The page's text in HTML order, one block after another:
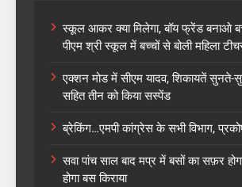
स्कूल आकर क्या मिलेगा, बॉय फ्रेंड बनाओ
पीएम श्री स्कूल में बच्चों से बोली महिला
एक्शन मोड में सीएम यादव, शिकायतें
सहित तीन को किया सस्पेंड
ब्रेकिंग…एमपी कांग्रेस के सभी विभाग,
सवा पांच साल बाद मप्र में बसों का सफ़र
होगा बस किराया